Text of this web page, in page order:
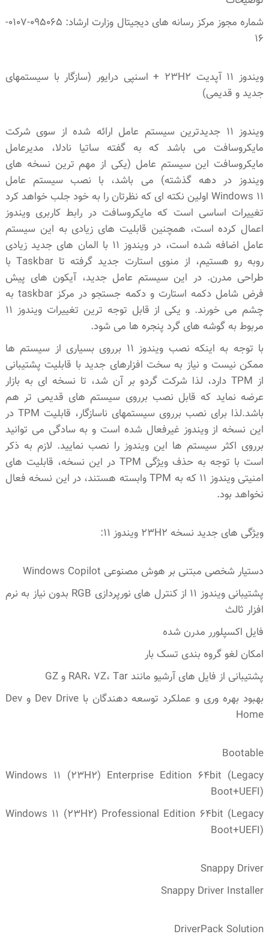
شماره مجوز مرکز رسانه های دیجیتال وزارت ارشاد: 095065-0107-
16
ویندوز 11 آپدیت 23H2 + اسنپی درایور (سازگار با سیستمهای
جدید و قدیمی)
ویندوز 11 جدیدترین سیستم عامل ارائه شده از سوی شرکت
مایکروسافت می باشد که به گفته ساتیا نادلا، مدیرعامل
مایکروسافت این سیستم عامل (یکی از مهم ترین نسخه های
ویندوز در دهه گذشته) می باشد، با نصب سیستم عامل
Windows 11 اولین نکته ای که نظرتان را به خود جلب خواهد کرد
تغییرات اساسی است که مایکروسافت در رابط کاربری ویندوز
اعمال کرده است، همچنین قابلیت های زیادی به این سیستم
عامل اضافه شده است، در ویندوز 11 با المان های جدید زیادی
روبه رو هستیم، از منوی استارت جدید گرفته تا Taskbar با
طراحی مدرن. در این سیستم عامل جدید، آیکون های پیش
فرض شامل دکمه استارت و دکمه جستجو در مرکز taskbar به
چشم می خورند. و یکی از قابل توجه ترین تغییرات ویندوز 11
مربوط به گوشه های گرد پنجره ها می شود.
با توجه به اینکه نصب ویندوز 11 برروی بسیاری از سیستم ها
ممکن نیست و نیاز به سخت افزارهای جدید با قابلیت پشتیبانی
از TPM دارد، لذا شرکت گردو بر آن شد، تا نسخه ای به بازار
عرضه نماید که قابل نصب برروی سیستم های قدیمی تر هم
باشد.لذا برای نصب برروی سیستمهای ناسازگار، قابلیت TPM در
این نسخه از ویندوز غیرفعال شده است و به سادگی می توانید
برروی اکثر سیستم ها این ویندوز را نصب نمایید. لازم به ذکر
است با توجه به حذف ویژگی TPM در این نسخه، قابلیت های
امنیتی ویندوز 11 که به TPM وابسته هستند، در این نسخه فعال
نخواهد بود.
ویژگی های جدید نسخه 23H2 ویندوز 11:
دستیار شخصی مبتنی بر هوش مصنوعی Windows Copilot
پشتیبانی ویندوز 11 از کنترل های نورپردازی RGB بدون نیاز به نرم
افزار ثالث
فایل اکسپلورر مدرن شده
امکان لغو گروه بندی تسک بار
پشتیبانی از فایل های آرشیو مانند RAR، 7Z، Tar و GZ
بهبود بهره وری و عملکرد توسعه دهندگان با Dev Drive و Dev
Home
Bootable
Windows 11 (23H2) Enterprise Edition 64bit (Legacy
Boot+UEFI)
Windows 11 (23H2) Professional Edition 64bit (Legacy
Boot+UEFI)
Snappy Driver
Snappy Driver Installer
DriverPack Solution